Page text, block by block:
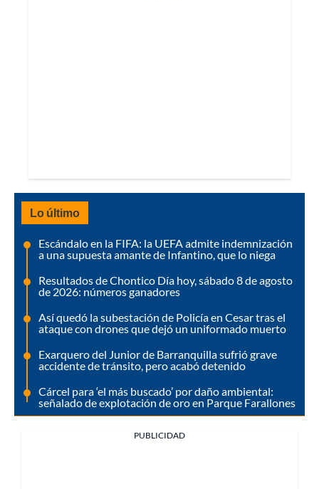
Lo último
Escándalo en la FIFA: la UEFA admite indemnización
a una supuesta amante de Infantino, que lo niega
Resultados de Chontico Día hoy, sábado 8 de agosto
de 2026: números ganadores
Así quedó la subestación de Policía en Cesar tras el
ataque con drones que dejó un uniformado muerto
Exarquero del Junior de Barranquilla sufrió grave
accidente de tránsito, pero acabó detenido
Cárcel para ‘el más buscado’ por daño ambiental:
señalado de explotación de oro en Parque Farallones
PUBLICIDAD